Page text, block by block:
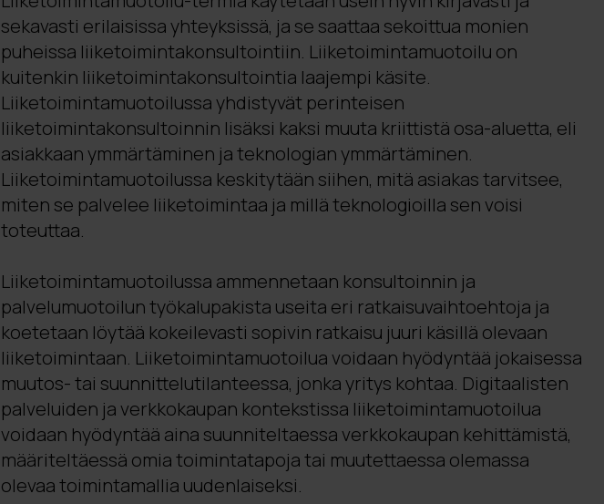
sekavasti erilaisissa yhteyksissä, ja se saattaa sekoittua monien
puheissa liiketoimintakonsultointiin. Liiketoimintamuotoilu on
kuitenkin liiketoimintakonsultointia laajempi käsite.
Liiketoimintamuotoilussa yhdistyvät perinteisen
liiketoimintakonsultoinnin lisäksi kaksi muuta kriittistä osa-aluetta, eli
asiakkaan ymmärtäminen ja teknologian ymmärtäminen.
Liiketoimintamuotoilussa keskitytään siihen, mitä asiakas tarvitsee,
miten se palvelee liiketoimintaa ja millä teknologioilla sen voisi
toteuttaa.
Liiketoimintamuotoilussa ammennetaan konsultoinnin ja
palvelumuotoilun työkalupakista useita eri ratkaisuvaihtoehtoja ja
koetetaan löytää kokeilevasti sopivin ratkaisu juuri käsillä olevaan
liiketoimintaan. Liiketoimintamuotoilua voidaan hyödyntää jokaisessa
muutos- tai suunnittelutilanteessa, jonka yritys kohtaa. Digitaalisten
palveluiden ja verkkokaupan kontekstissa liiketoimintamuotoilua
voidaan hyödyntää aina suunniteltaessa verkkokaupan kehittämistä,
määriteltäessä omia toimintatapoja tai muutettaessa olemassa
olevaa toimintamallia uudenlaiseksi.